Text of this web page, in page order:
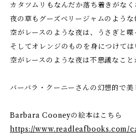
カタツムリもなんだか落ち着きがなく
夜の草もグーズベリージャムのような
空がレースのような夜は、うさぎと喋
そしてオレンジのものを身につけては
空がレースのような夜は不思議なこと
バーバラ・クーニーさんの幻想的で美
Barbara Cooneyの絵本はこちら
https://www.readleafbooks.com/